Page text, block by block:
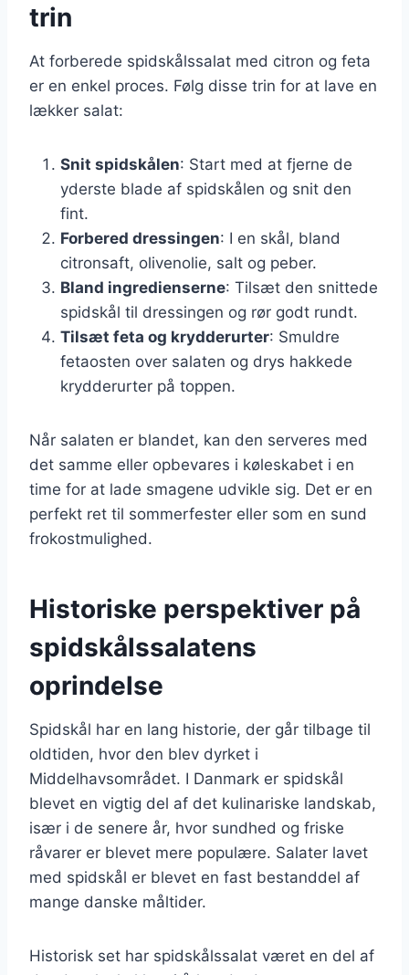
trin
At forberede spidskålssalat med citron og feta
er en enkel proces. Følg disse trin for at lave en
lækker salat:
Snit spidskålen: Start med at fjerne de
yderste blade af spidskålen og snit den
fint.
Forbered dressingen: I en skål, bland
citronsaft, olivenolie, salt og peber.
Bland ingredienserne: Tilsæt den snittede
spidskål til dressingen og rør godt rundt.
Tilsæt feta og krydderurter: Smuldre
fetaosten over salaten og drys hakkede
krydderurter på toppen.
Når salaten er blandet, kan den serveres med
det samme eller opbevares i køleskabet i en
time for at lade smagene udvikle sig. Det er en
perfekt ret til sommerfester eller som en sund
frokostmulighed.
Historiske perspektiver på
spidskålssalatens
oprindelse
Spidskål har en lang historie, der går tilbage til
oldtiden, hvor den blev dyrket i
Middelhavsområdet. I Danmark er spidskål
blevet en vigtig del af det kulinariske landskab,
især i de senere år, hvor sundhed og friske
råvarer er blevet mere populære. Salater lavet
med spidskål er blevet en fast bestanddel af
mange danske måltider.
Historisk set har spidskålssalat været en del af